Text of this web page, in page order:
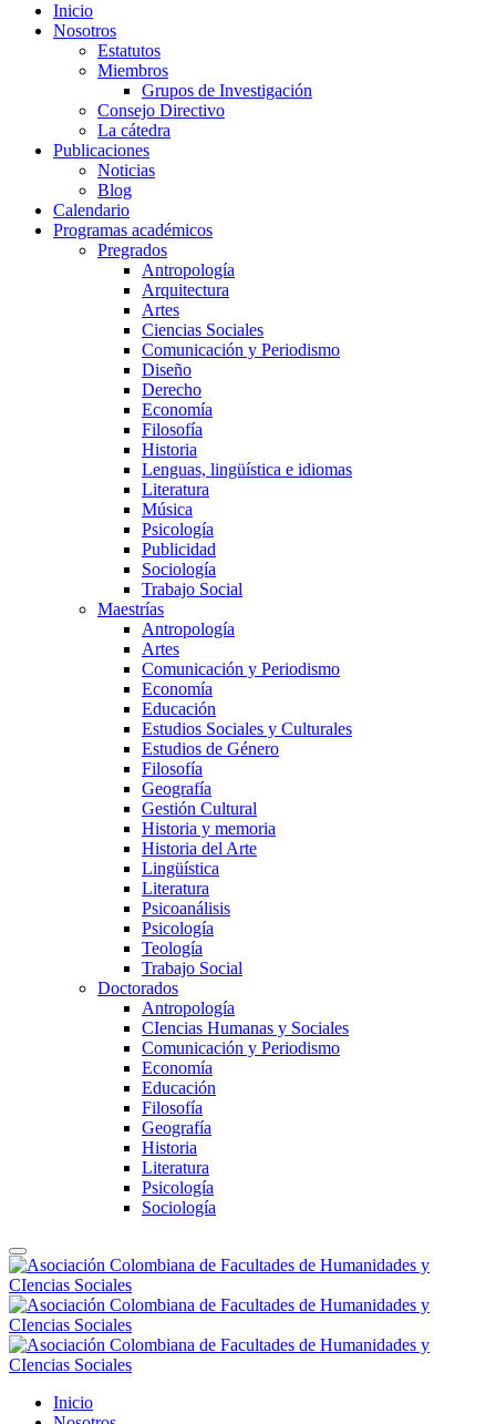
Inicio
Nosotros
Estatutos
Miembros
Grupos de Investigación
Consejo Directivo
La cátedra
Publicaciones
Noticias
Blog
Calendario
Programas académicos
Pregrados
Antropología
Arquitectura
Artes
Ciencias Sociales
Comunicación y Periodismo
Diseño
Derecho
Economía
Filosofía
Historia
Lenguas, lingüística e idiomas
Literatura
Música
Psicología
Publicidad
Sociología
Trabajo Social
Maestrías
Antropología
Artes
Comunicación y Periodismo
Economía
Educación
Estudios Sociales y Culturales
Estudios de Género
Filosofía
Geografía
Gestión Cultural
Historia y memoria
Historia del Arte
Lingüística
Literatura
Psicoanálisis
Psicología
Teología
Trabajo Social
Doctorados
Antropología
CIencias Humanas y Sociales
Comunicación y Periodismo
Economía
Educación
Filosofía
Geografía
Historia
Literatura
Psicología
Sociología
Inicio